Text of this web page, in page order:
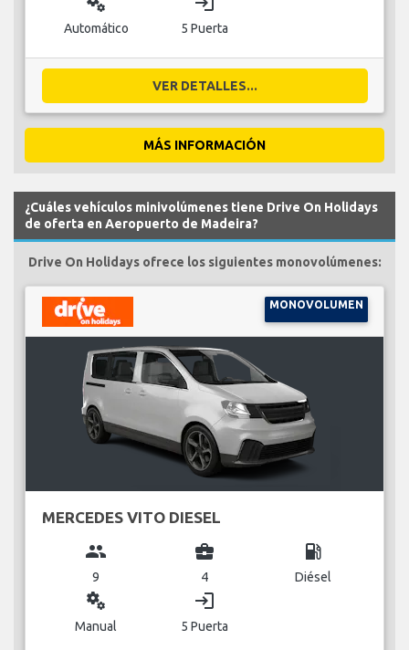
Automático 5 Puerta
VER DETALLES...
MÁS INFORMACIÓN
¿Cuáles vehículos minivolúmenes tiene Drive On Holidays
de oferta en Aeropuerto de Madeira?
Drive On Holidays ofrece los siguientes monovolúmenes:
MONOVOLUMEN
MERCEDES VITO DIESEL
group
9
business_center
4
local_gas_station
Diésel
miscellaneous_services
Manual
login
5 Puerta